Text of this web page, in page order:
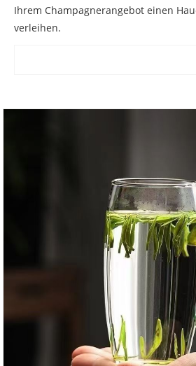
Ihrem Champagnerangebot einen
verleihen.